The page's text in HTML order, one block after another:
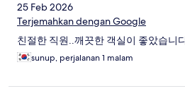
25 Feb 2026
Terjemahkan dengan Google
친절한 직원..깨끗한 객실이 좋았습니
sunup, perjalanan 1 malam